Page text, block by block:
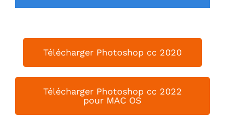
Télécharger Photoshop cc 2020
Télécharger Photoshop cc 2022
pour MAC OS